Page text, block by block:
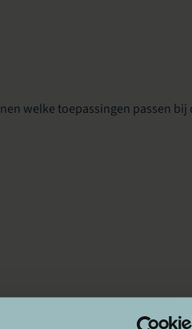
welke toepassingen passen bij